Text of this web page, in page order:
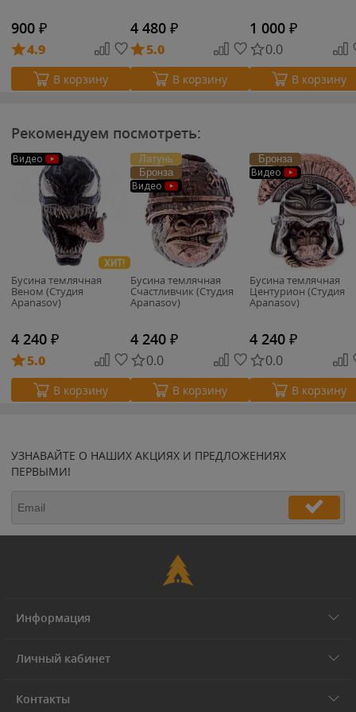
900 ₽
4.9
В корзину
4 480 ₽
5.0
В корзину
1 000 ₽
0.0
В корзину
Рекомендуем посмотреть:
Видео
ХИТ!
Бусина темлячная
Веном (Студия
Apanasov)
4 240 ₽
5.0
В корзину
Латунь
Бронза
Видео
Бусина темлячная
Счастливчик (Студия
Apanasov)
4 240 ₽
0.0
В корзину
Бронза
Видео
Бусина темлячная
Центурион (Студия
Apanasov)
4 240 ₽
0.0
В корзину
УЗНАВАЙТЕ О НАШИХ АКЦИЯХ И ПРЕДЛОЖЕНИЯХ
ПЕРВЫМИ!
Информация
Личный кабинет
Контакты